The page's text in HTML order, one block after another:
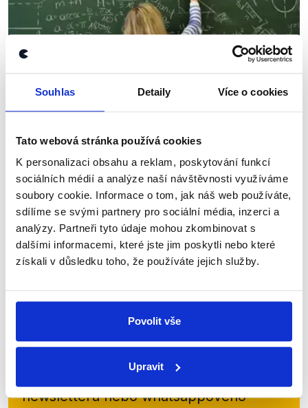
Souhlas Detaily Více o cookies
Tato webová stránka používá cookies
K personalizaci obsahu a reklam, poskytování funkcí
sociálních médií a analýze naší návštěvnosti využíváme
soubory cookie. Informace o tom, jak náš web používáte,
sdílíme se svými partnery pro sociální média, inzerci a
analýzy. Partneři tyto údaje mohou zkombinovat s
dalšími informacemi, které jste jim poskytli nebo které
získali v důsledku toho, že používáte jejich služby.
Povolit vše
Upravit
Problémy budoucích koalic a
českého školství
19. února 2017
Žáci u maturit, ale také učitelé u atestací. Nedělní
Otázky se nesly v duchu změn ve školství. Na úvod
se ale znovu přetřásala témata jako zákon o střetu
zájmů a Babišův nákup dluhopisů, na...
Zůstaňme v kontaktu
Přihlaste se k odběru našeho
newsletteru nebowhatsappového